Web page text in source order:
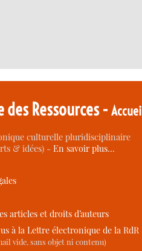
des Ressources -Accueil
culturelle pluridisciplinaire
& idées) -En savoir plus…
articles et droits d’auteurs
à la Lettre électronique de la RdR
vide, sans objet ni contenu)